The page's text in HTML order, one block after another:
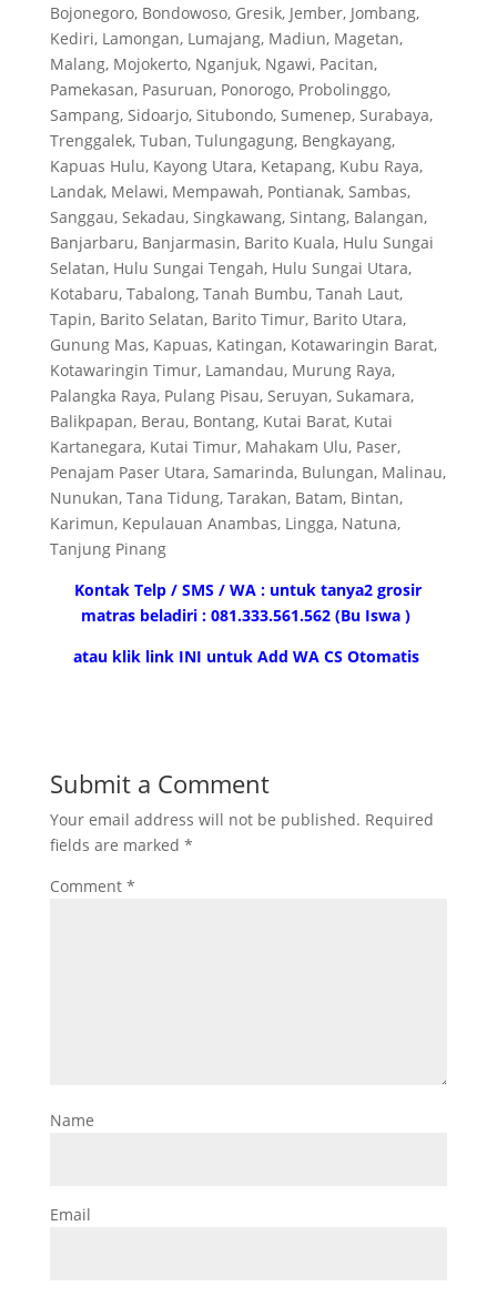
Bojonegoro, Bondowoso, Gresik, Jember, Jombang,
Kediri, Lamongan, Lumajang, Madiun, Magetan,
Malang, Mojokerto, Nganjuk, Ngawi, Pacitan,
Pamekasan, Pasuruan, Ponorogo, Probolinggo,
Sampang, Sidoarjo, Situbondo, Sumenep, Surabaya,
Trenggalek, Tuban, Tulungagung, Bengkayang,
Kapuas Hulu, Kayong Utara, Ketapang, Kubu Raya,
Landak, Melawi, Mempawah, Pontianak, Sambas,
Sanggau, Sekadau, Singkawang, Sintang, Balangan,
Banjarbaru, Banjarmasin, Barito Kuala, Hulu Sungai
Selatan, Hulu Sungai Tengah, Hulu Sungai Utara,
Kotabaru, Tabalong, Tanah Bumbu, Tanah Laut,
Tapin, Barito Selatan, Barito Timur, Barito Utara,
Gunung Mas, Kapuas, Katingan, Kotawaringin Barat,
Kotawaringin Timur, Lamandau, Murung Raya,
Palangka Raya, Pulang Pisau, Seruyan, Sukamara,
Balikpapan, Berau, Bontang, Kutai Barat, Kutai
Kartanegara, Kutai Timur, Mahakam Ulu, Paser,
Penajam Paser Utara, Samarinda, Bulungan, Malinau,
Nunukan, Tana Tidung, Tarakan, Batam, Bintan,
Karimun, Kepulauan Anambas, Lingga, Natuna,
Tanjung Pinang
Kontak Telp / SMS / WA : untuk tanya2 grosir
matras beladiri : 081.333.561.562 (Bu Iswa )
atau klik link INI untuk Add WA CS Otomatis
Submit a Comment
Your email address will not be published. Required
fields are marked *
Comment *
Name
Email